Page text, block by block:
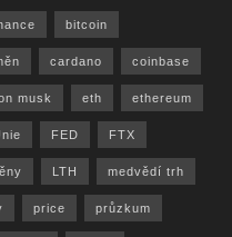
bitcoin
cardano coinbase
musk eth ethereum
FED FTX
LTH medvědí trh
price průzkum